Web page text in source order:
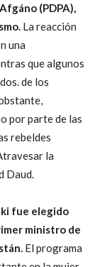
(PDPA),
La reacción
una
que algunos
de los
por parte de las
rebeldes
la
Daud.
fue elegido
ministro de
El programa